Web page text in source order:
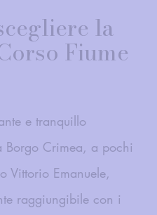
la
Fiume
e tranquillo
Borgo Crimea, a pochi
Vittorio Emanuele,
raggiungibile con i